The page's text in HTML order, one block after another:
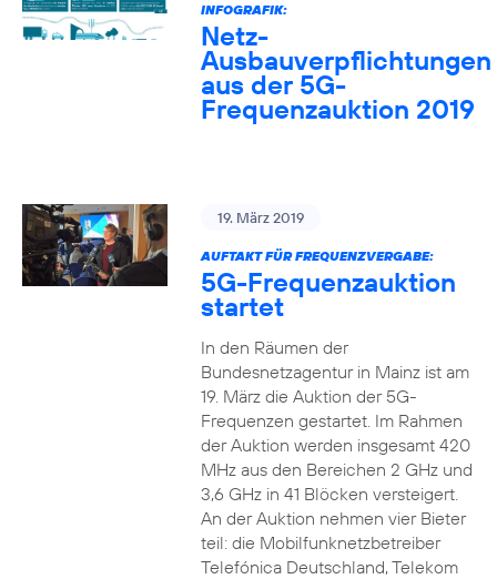
INFOGRAFIK:
Netz-
Ausbauverpflichtungen
aus der 5G-
Frequenzauktion 2019
19. März 2019
AUFTAKT FÜR FREQUENZVERGABE:
5G-Frequenzauktion
startet
In den Räumen der
Bundesnetzagentur in Mainz ist am
19. März die Auktion der 5G-
Frequenzen gestartet. Im Rahmen
der Auktion werden insgesamt 420
MHz aus den Bereichen 2 GHz und
3,6 GHz in 41 Blöcken versteigert.
An der Auktion nehmen vier Bieter
teil: die Mobilfunknetzbetreiber
Telefónica Deutschland, Telekom